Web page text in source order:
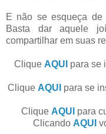
E não se esqueça de
Basta dar aquele
compartilhar em suas
Clique AQUI para se
Clique AQUI para se
Clique AQUI para
Clicando AQUI